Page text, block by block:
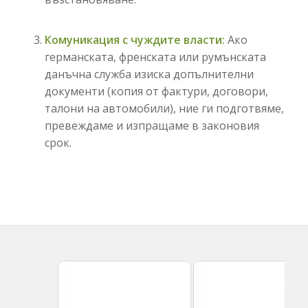
Комуникация с чуждите власти: Ако
германската, френската или румънската
данъчна служба изиска допълнителни
документи (копия от фактури, договори,
талони на автомобили), ние ги подготвяме,
превеждаме и изпращаме в законовия
срок.